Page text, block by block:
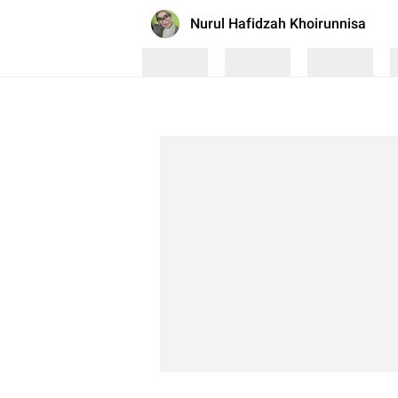
Nurul Hafidzah Khoirunnisa